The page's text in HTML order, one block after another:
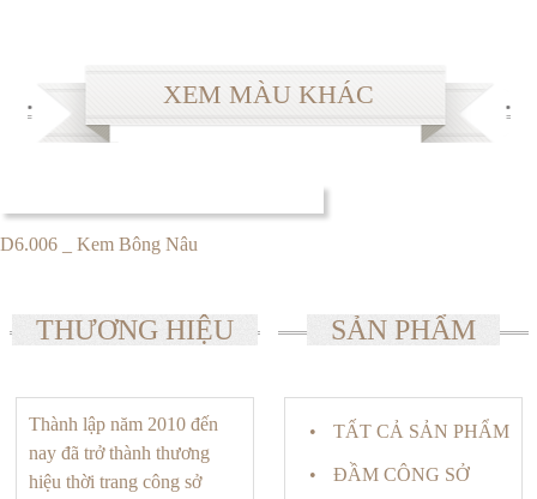
XEM MÀU KHÁC
D6.006 _ Kem Bông Nâu
THƯƠNG HIỆU
Thành lập năm 2010 đến
nay đã trở thành thương
hiệu thời trang công sở
SẢN PHẨM
TẤT CẢ SẢN PHẨM
ĐẦM CÔNG SỞ